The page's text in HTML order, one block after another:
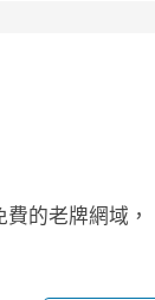
的老牌網域，